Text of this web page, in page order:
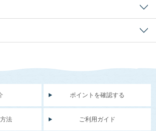
ポイントを確認する
法 ご利用ガイド